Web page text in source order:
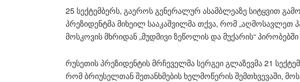
25 სექტემბერს, გაეროს გენერალურ ასამბლეაზე სიტყვით
პრეზიდენტმა მიხეილ სააკაშვილმა თქვა, რომ „აღმოსავლეთ
მოსკოვის მხრიდან „მუდმივი ზეწოლის და მუქარის“
რუსეთის პრეზიდენტის მრჩეველმა სერგეი გლაზევმა 21
რომ ბრიუსელთან შეთანხმების ხელმოწერის შემთხვევაში,